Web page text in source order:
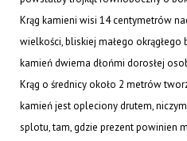
Krąg kamieni wisi 14 centymetrów
wielkości, bliskiej małego okrągłego
kamień dwiema dłońmi dorosłej
Krąg o średnicy około 2 metrów
kamień jest opleciony drutem,
splotu, tam, gdzie prezent powinien